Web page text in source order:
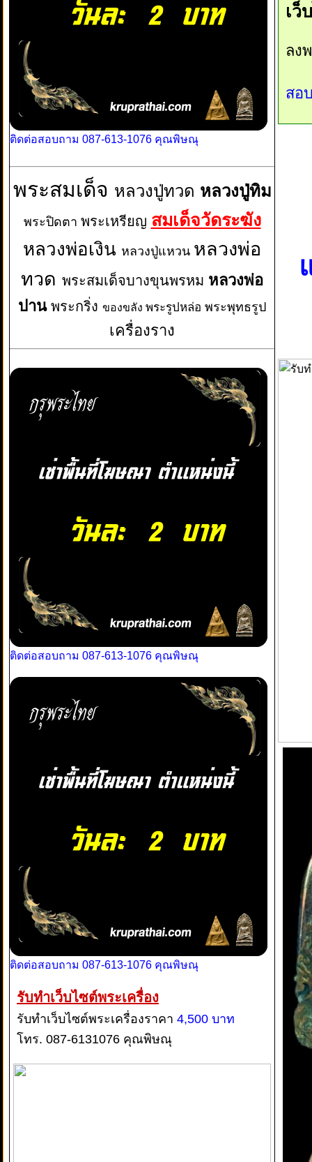
ติดต่อสอบถาม 087-613-1076 คุณพิษณุ
พระสมเด็จ หลวงปู่ทวด หลวงปู่ทิม
พระปิดตา พระเหรียญ สมเด็จวัดระฆัง
หลวงพ่อเงิน หลวงปู่แหวน หลวงพ่อ
ทวด พระสมเด็จบางขุนพรหม หลวงพ่อ
ปาน พระกริ่ง ของขลัง พระรูปหล่อ พระพุทธรูป
เครื่องราง
ติดต่อสอบถาม 087-613-1076 คุณพิษณุ
ติดต่อสอบถาม 087-613-1076 คุณพิษณุ
รับทำเว็บไซต์พระเครื่อง
รับทำเว็บไซต์พระเครื่องราคา 4,500 บาท
โทร. 087-6131076 คุณพิษณุ
เว็
ลง
สอ